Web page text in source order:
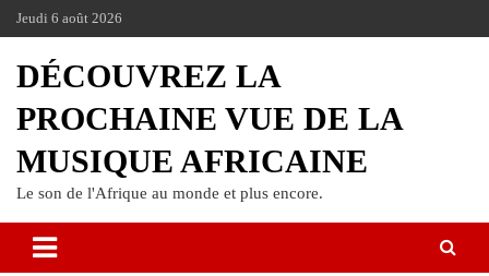
Jeudi 6 août 2026
DÉCOUVREZ LA
PROCHAINE VUE DE LA
MUSIQUE AFRICAINE
Le son de l'Afrique au monde et plus encore.